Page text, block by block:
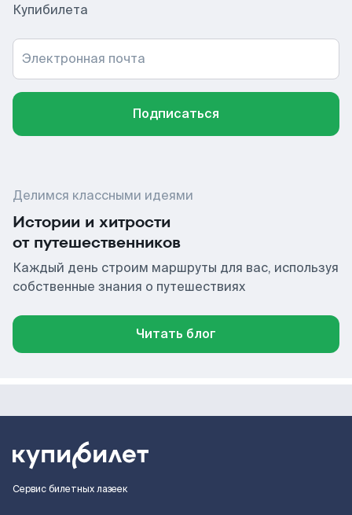
Купибилета
Электронная почта
Подписаться
Делимся классными идеями
Истории и хитрости
от путешественников
Каждый день строим маршруты для вас, используя
собственные знания о путешествиях
Читать блог
Сервис билетных лазеек